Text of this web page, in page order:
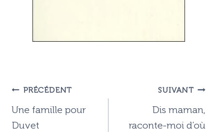
Navigation
PRÉCÉDENT
Une famille pour
Duvet
SUIVANT
Dis maman,
raconte-moi d’où